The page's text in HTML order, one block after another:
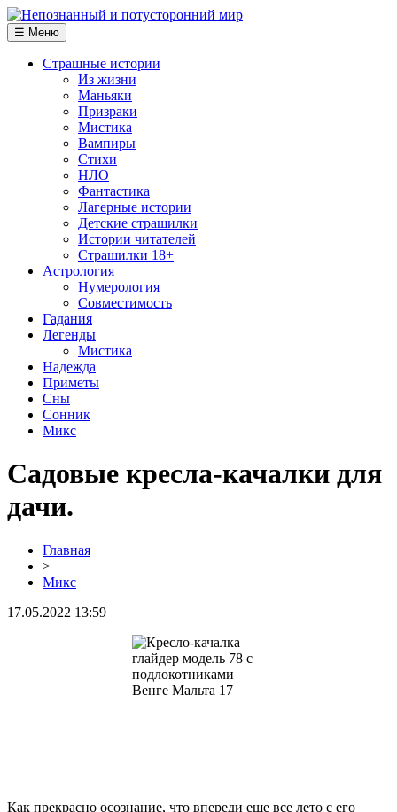
☰ Меню
Страшные истории
Из жизни
Маньяки
Призраки
Мистика
Вампиры
Стихи
НЛО
Фантастика
Лагерные истории
Детские страшилки
Истории читателей
Страшилки 18+
Астрология
Нумерология
Совместимость
Гадания
Легенды
Мистика
Надежда
Приметы
Сны
Сонник
Микс
Садовые кресла-качалки для
дачи.
Главная
>
Микс
17.05.2022 13:59
Как прекрасно осознание, что впереди еще все лето с его